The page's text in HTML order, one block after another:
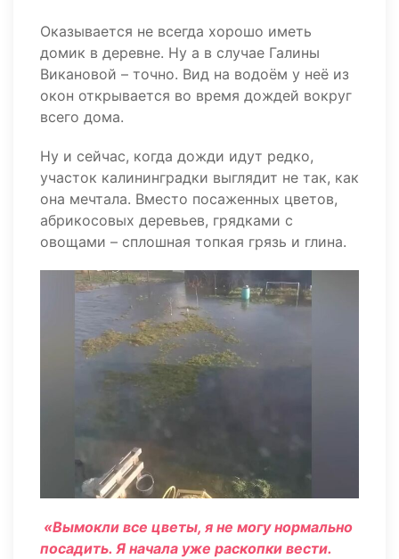
Оказывается не всегда хорошо иметь
домик в деревне. Ну а в случае Галины
Викановой – точно. Вид на водоём у неё из
окон открывается во время дождей вокруг
всего дома.
Ну и сейчас, когда дожди идут редко,
участок калининградки выглядит не так, как
она мечтала. Вместо посаженных цветов,
абрикосовых деревьев, грядками с
овощами – сплошная топкая грязь и глина.
«Вымокли все цветы, я не могу нормально
посадить. Я начала уже раскопки вести.